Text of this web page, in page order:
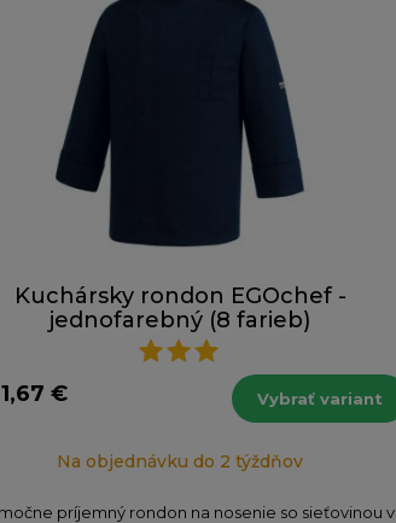
Kuchársky rondon EGOchef -
jednofarebný (8 farieb)
€ Vybrať variant
Na objednávku do 2 týždňov
príjemný rondon na nosenie so sieťovinou v